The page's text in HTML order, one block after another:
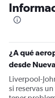
¿A qué
desde
Liverpool-
si reservas